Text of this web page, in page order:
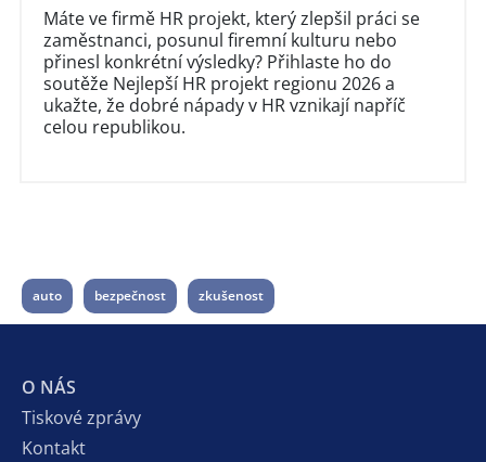
Máte ve firmě HR projekt, který zlepšil práci se
zaměstnanci, posunul firemní kulturu nebo
přinesl konkrétní výsledky? Přihlaste ho do
soutěže Nejlepší HR projekt regionu 2026 a
ukažte, že dobré nápady v HR vznikají napříč
celou republikou.
auto bezpečnost zkušenost
O NÁS
Tiskové zprávy
Kontakt